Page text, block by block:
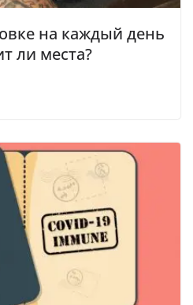
на каждый день
ли места?